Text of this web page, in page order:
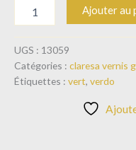
Ajouter au
UGS : 13059
Catégories : claresa vernis
Étiquettes : vert, verdo